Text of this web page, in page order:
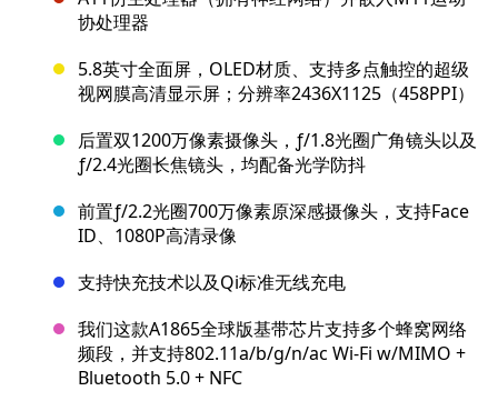
协处理器
5.8英寸全面屏，OLED材质、支持多点触控的超级
视网膜高清显示屏；分辨率2436X1125（458PPI）
后置双1200万像素摄像头，ƒ/1.8光圈广角镜头以及
ƒ/2.4光圈长焦镜头，均配备光学防抖
前置ƒ/2.2光圈700万像素原深感摄像头，支持Face
ID、1080P高清录像
支持快充技术以及Qi标准无线充电
我们这款A1865全球版基带芯片支持多个蜂窝网络
频段，并支持802.11a/b/g/n/ac Wi‑Fi w/MIMO +
Bluetooth 5.0 + NFC